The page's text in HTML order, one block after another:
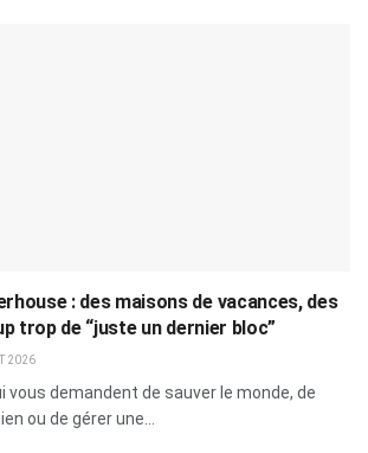
: des maisons de vacances, des
trop de “juste un dernier bloc”
2026
vous demandent de sauver le monde, de
ou de gérer une...